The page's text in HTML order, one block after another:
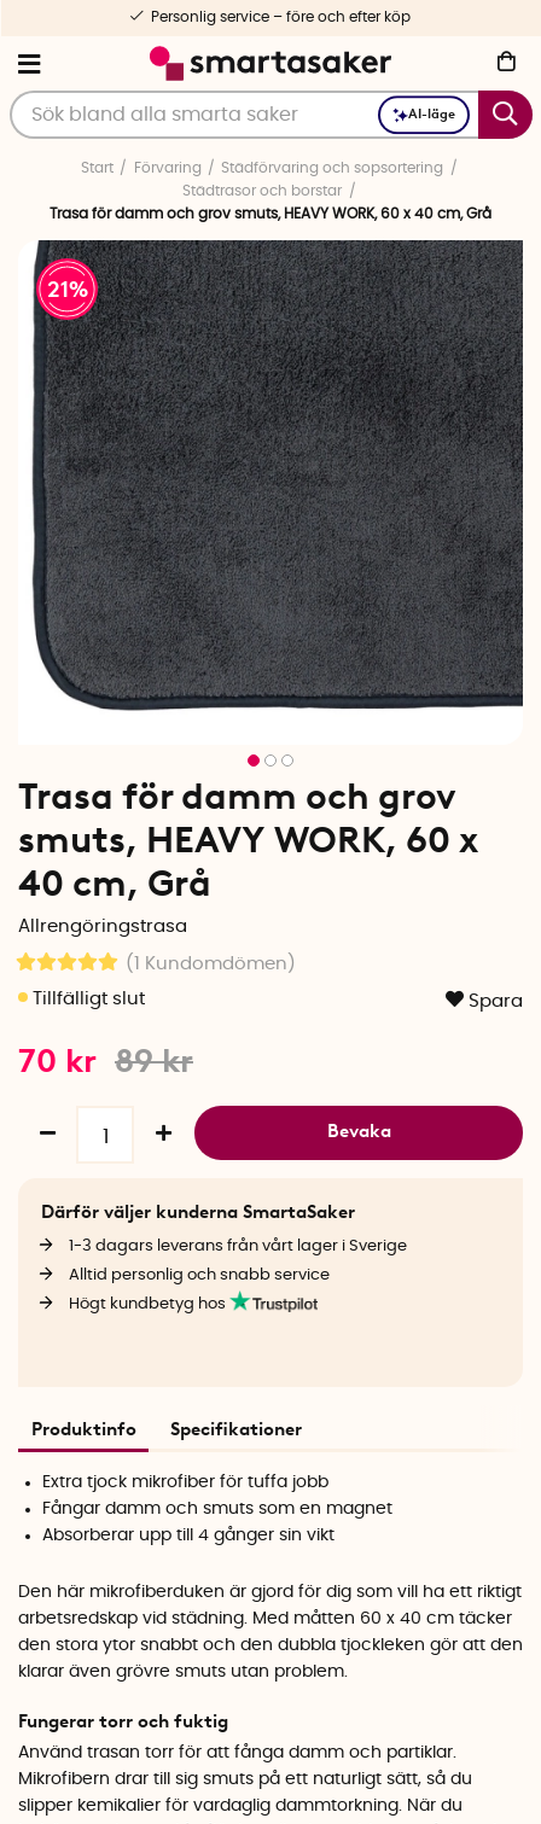
AI-läge
Personlig service – före och efter köp
Start Förvaring
Städförvaring och sopsortering
Städtrasor och borstar
Trasa för damm och grov smuts, HEAVY WORK, 60 x 40 cm, Grå
21
Trasa för damm och grov
smuts, HEAVY WORK, 60 x
40 cm, Grå
Allrengöringstrasa
(1 Kundomdömen )
Spara
89kr
70 kr
Bevaka
Därför väljer kunderna SmartaSaker
1-3 dagars leverans från vårt lager i Sverige
Alltid personlig och snabb service
Högt kundbetyg hos
Produktinfo Specifikationer
Extra tjock mikrofiber för tuffa jobb
Fångar damm och smuts som en magnet
Absorberar upp till 4 gånger sin vikt
Den här mikrofiberduken är gjord för dig som vill ha ett riktigt
arbetsredskap vid städning. Med måtten 60 x 40 cm täcker
den stora ytor snabbt och den dubbla tjockleken gör att den
klarar även grövre smuts utan problem.
Fungerar torr och fuktig
Använd trasan torr för att fånga damm och partiklar.
Mikrofibern drar till sig smuts på ett naturligt sätt, så du
slipper kemikalier för vardaglig dammtorkning. När du